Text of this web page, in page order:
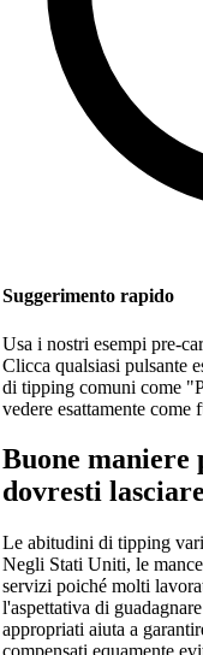
Suggerimento rapido
Usa i nostri esempi pre-
Clicca qualsiasi pulsante
di tipping comuni come
vedere esattamente
Buone maniere
dovresti
Le abitudini di tipping
Negli Stati Uniti, le mance
servizi poiché molti
l'aspettativa di
appropriati aiuta a